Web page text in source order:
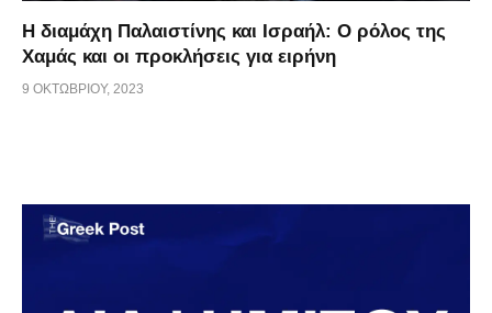
Η διαμάχη Παλαιστίνης και Ισραήλ: Ο ρόλος της
Χαμάς και οι προκλήσεις για ειρήνη
9 ΟΚΤΩΒΡΊΟΥ, 2023